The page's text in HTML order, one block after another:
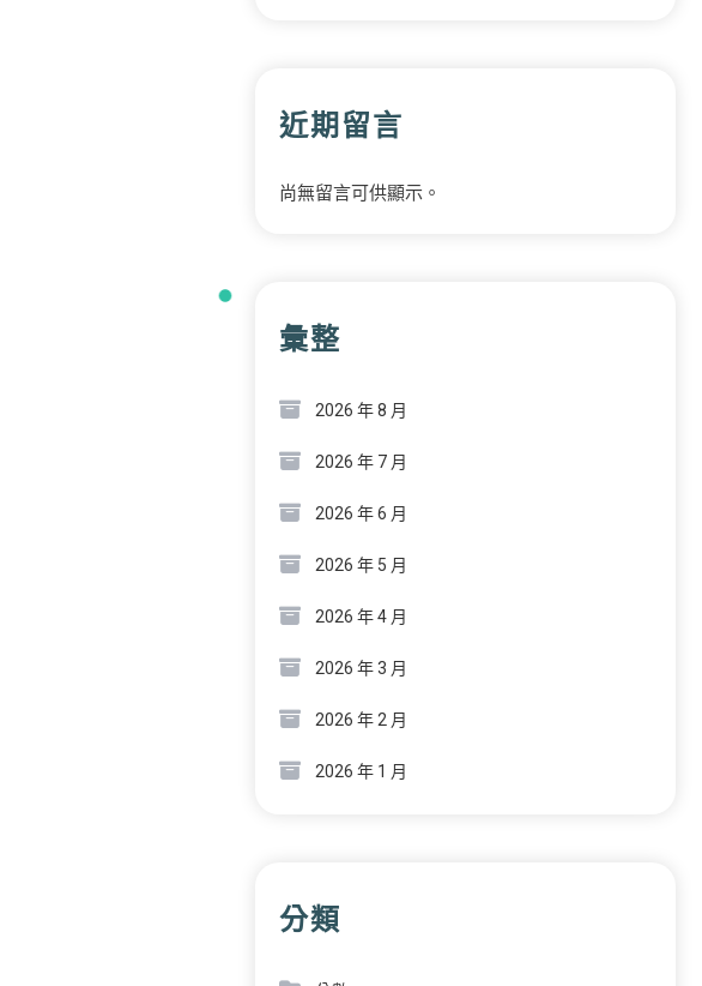
近期留言
尚無留言可供顯示。
彙整
2026 年 8 月
2026 年 7 月
2026 年 6 月
2026 年 5 月
2026 年 4 月
2026 年 3 月
2026 年 2 月
2026 年 1 月
分類